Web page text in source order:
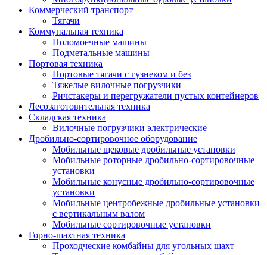
Коммерческий транспорт
Тягачи
Коммунальная техника
Поломоечные машины
Подметальные машины
Портовая техника
Портовые тягачи с гузнеком и без
Тяжелые вилочные погрузчики
Ричстакеры и перегружатели пустых контейнеров
Лесозаготовительная техника
Складская техника
Вилочные погрузчики электрические
Дробильно-сортировочное оборудование
Мобильные щековые дробильные установки
Мобильные роторные дробильно-сортировочные
установки
Мобильные конусные дробильно-сортировочные
установки
Мобильные центробежные дробильные установки
с вертикальным валом
Мобильные сортировочные установки
Горно-шахтная техника
Проходческие комбайны для угольных шахт